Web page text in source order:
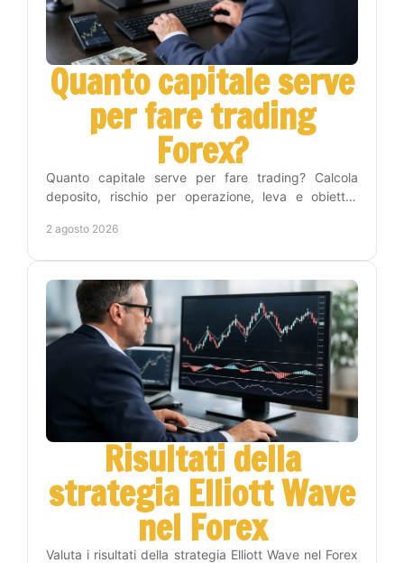
Quanto capitale serve
per fare trading
Forex?
Quanto capitale serve per fare trading? Calcola
deposito, rischio per operazione, leva e obiettivi
disciplina.
2 agosto 2026
Risultati della
strategia Elliott Wave
nel Forex
Valuta i risultati della strategia Elliott Wave nel Forex